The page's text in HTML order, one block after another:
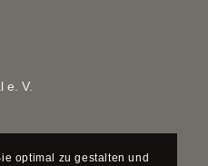
e. V.
optimal zu gestalten und